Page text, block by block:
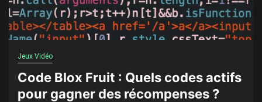
Jeux Vidéo
Code Blox Fruit : Quels codes actifs
pour gagner des récompenses ?